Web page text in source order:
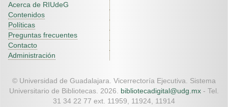
Acerca de RIUdeG
Contenidos
Políticas
Preguntas frecuentes
Contacto
Administración
© Universidad de Guadalajara. Vicerrectoría Ejecutiva. Sistema
Universitario de Bibliotecas. 2026. bibliotecadigital@udg.mx - Tel.
31 34 22 77 ext. 11959, 11924, 11914